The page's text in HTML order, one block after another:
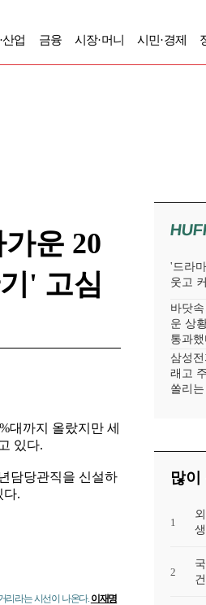
산업 금융 시장·머니 시민·경제
운 20
' 고심
대까지 올랐지만 세
있다.
담당관직을 신설하
다.
리라는 시선이 나온다. 이재명
'드라
웃고
바닷
운 상
통과
삼성
래고
쏠리
많이
1
2